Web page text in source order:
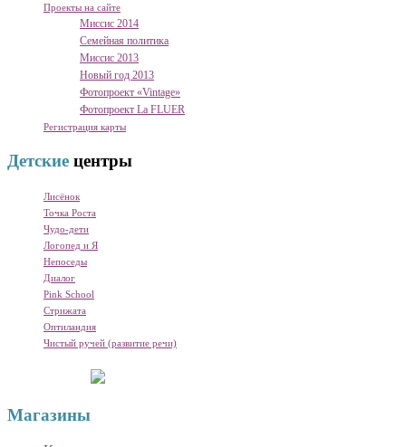
Проекты на сайте
Миссис 2014
Семейная политика
Миссис 2013
Новый год 2013
Фотопроект «Vintage»
Фотопроект La FLUER
Регистрация карты
Детские центры
Лисёнок
Точка Роста
Чудо-дети
Логопед и Я
Непоседы
Диалог
Pink School
Стрижата
Оптиландия
Чистый ручей (развитие речи)
Магазины